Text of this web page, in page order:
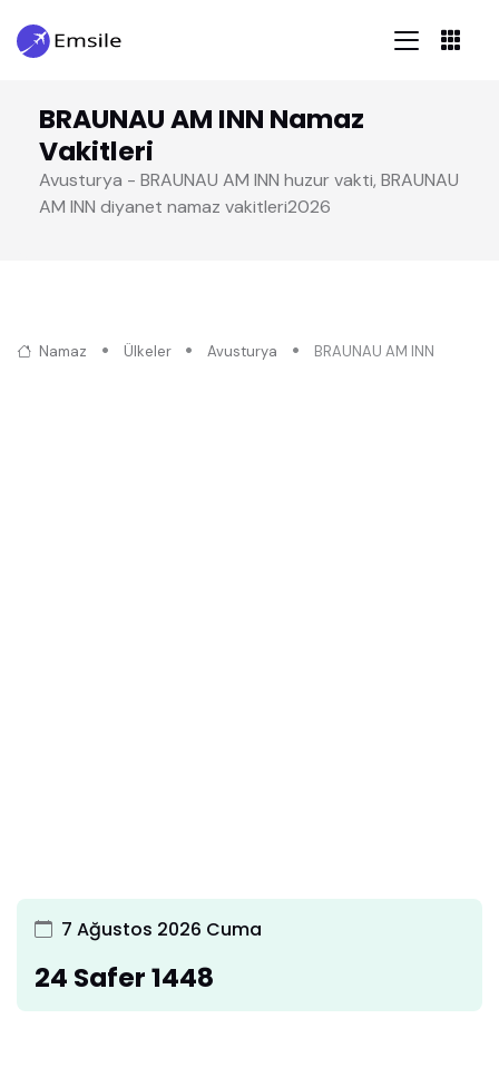
BRAUNAU AM INN Namaz
Vakitleri
Avusturya - BRAUNAU AM INN huzur vakti, BRAUNAU
AM INN diyanet namaz vakitleri2026
Namaz Ülkeler Avusturya BRAUNAU AM INN
7 Ağustos 2026 Cuma
24 Safer 1448